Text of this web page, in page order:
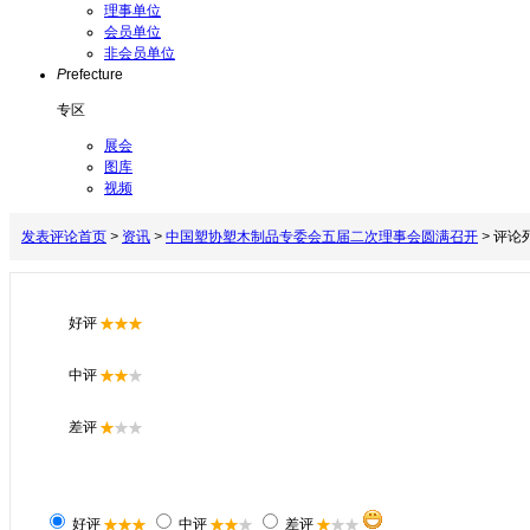
理事单位
会员单位
非会员单位
Prefecture
专区
展会
图库
视频
发表评论首页 > 资讯 > 中国塑协塑木制品专委会五届二次理事会圆满召开 > 评论
好评
中评
差评
好评 中评 差评